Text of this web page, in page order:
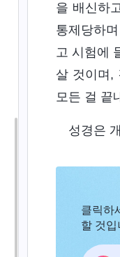
을 배신하
통제당하
고 시험에
살 것이며,
모든 걸 끝
성경은
클릭하
할 것입